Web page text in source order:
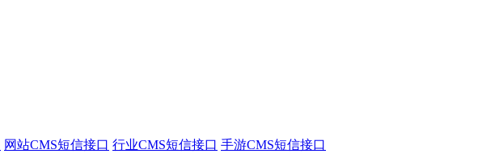
网站CMS短信接口 行业CMS短信接口 手游CMS短信接口